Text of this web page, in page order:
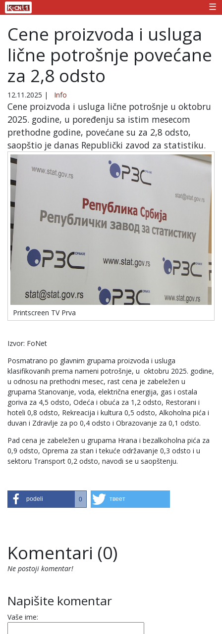
☰
Cene proizvoda i usluga
lične potrošnje povećane
za 2,8 odsto
12.11.2025 | Info
Cene proizvoda i usluga lične potrošnje u oktobru
2025. godine, u poređenju sa istim mesecom
prethodne godine, povećane su za 2,8 odsto,
saopštio je danas Republički zavod za statistiku.
Printscreen TV Prva
Izvor: FoNet
Posmatrano po glavnim grupama proizvoda i usluga
klasifikovanih prema nameni potrošnje, u oktobru 2025. godine,
u odnosu na prethodni mesec, rast cena je zabeležen u
grupama Stanovanje, voda, električna energija, gas i ostala
goriva za 4,5 odsto, Odeća i obuća za 1,2 odsto, Restorani i
hoteli 0,8 odsto, Rekreacija i kultura 0,5 odsto, Alkoholna pića i
duvan i Zdravlje za po 0,4 odsto i Obrazovanje za 0,1 odsto.
Pad cena je zabeležen u grupama Hrana i bezalkoholna pića za
0,9 odsto, Oprema za stan i tekuće održavanje 0,3 odsto i u
sektoru Transport 0,2 odsto, navodi se u saopštenju.
podeli 0 твеет
Komentari (0)
Ne postoji komentar!
Napišite komentar
Vaše ime: